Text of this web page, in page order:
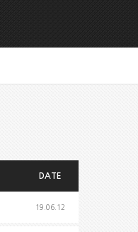
DATE
19.06.12